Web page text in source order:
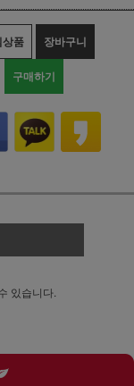
상품 장바구니
구매하기
있습니다.